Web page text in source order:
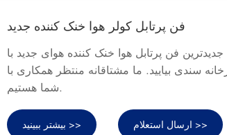
فن پرتابل کولر هوا خنک کننده جدید
فن پرتابل هوا خنک کننده هوای جدید با
سندی بیایید. ما مشتاقانه منتظر همکاری با
شما هستیم.
بیشتر ببینید >> ارسال استعلام >>